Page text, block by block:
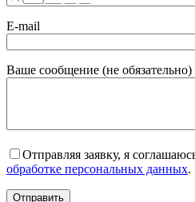
E-mail
Ваше сообщение (не обязательно)
Отправляя заявку, я
обработке персональных данных.